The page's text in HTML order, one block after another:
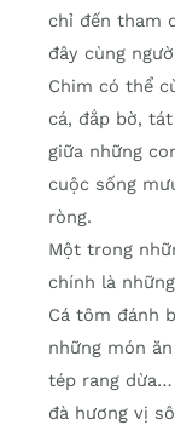
chỉ đến tham
đây cùng
Chim có thể
cá, đắp bờ,
giữa những
cuộc sống
ròng.
Một trong
chính là
Cá tôm đánh
những món
tép rang
đà hương vị